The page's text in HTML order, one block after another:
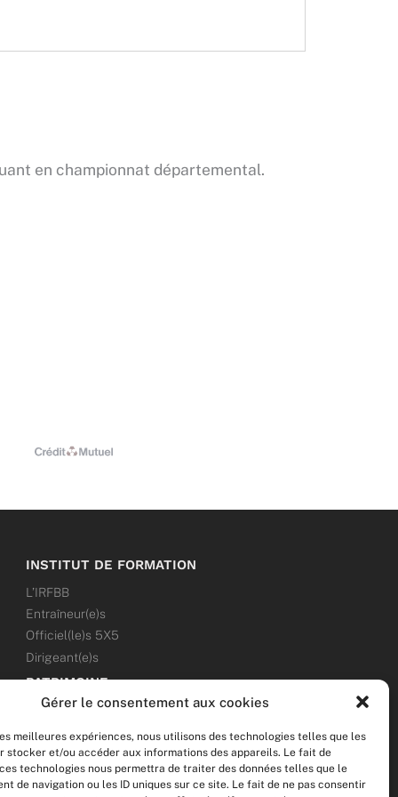
Gérer le consentement aux cookies
meilleures expériences, nous utilisons des technologies telles que les
stocker et/ou accéder aux informations des appareils. Le fait de
technologies nous permettra de traiter des données telles que le
de navigation ou les ID uniques sur ce site. Le fait de ne pas consentir
en championnat départemental.
INSTITUT DE FORMATION
L’IRFBB
Entraîneur(e)s
Officiel(le)s 5X5
Dirigeant(e)s
PATRIMOINE
ÉVÉNEMENTS
NOS RÉSEAUX SOCIAUX